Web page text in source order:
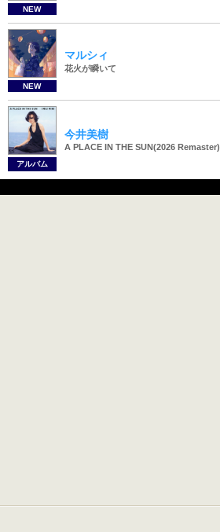
NEW
NEW
マルシィ
花火が瞬いて
アルバム
今井美樹
A PLACE IN THE SUN(2026 Remaster)